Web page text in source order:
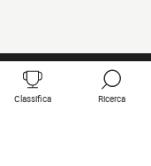
Classifica Ricerca